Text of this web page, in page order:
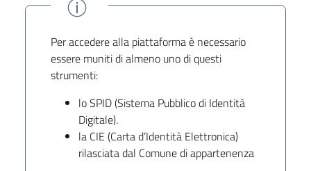
Per accedere alla piattaforma è necessario
essere muniti di almeno uno di questi
strumenti:
lo SPID (Sistema Pubblico di Identità
Digitale).
la CIE (Carta d’Identità Elettronica)
rilasciata dal Comune di appartenenza